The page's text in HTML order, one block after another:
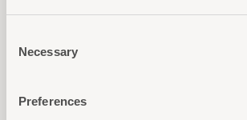
Selection
Necessary
Preferences
Diese Artikel könnten
interessieren...